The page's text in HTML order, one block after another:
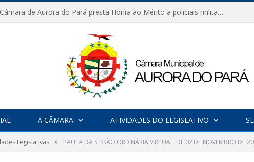
Câmara de Aurora do Pará presta Honra ao Mérito a policiais militares em sessão marcada por reconhecimento e emoção
A CÂMARA ATIVIDADES DO LEGISLATIVO
Legislativas » PAUTA DA SESSÃO ORDINÁRIA VIRTUAL, DE 02 DE NOVEMBRO DE